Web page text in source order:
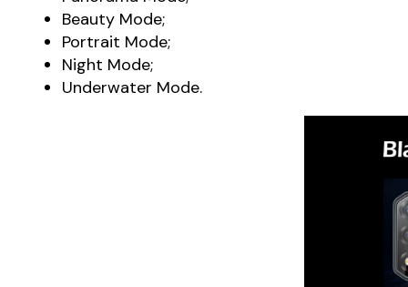
Beauty Mode;
Portrait Mode;
Night Mode;
Underwater Mode.